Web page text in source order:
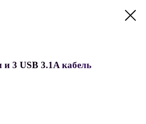
и 3 USB 3.1A кабель